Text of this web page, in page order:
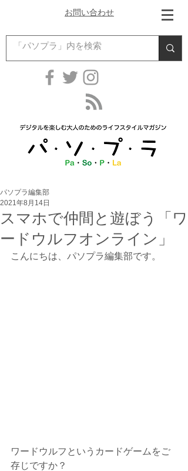
お問い合わせ
スマホで仲間と遊ぼう「ワ
ードウルフオンライン」
パソプラ編集部
2021年8月14日
こんにちは、パソプラ編集部です。
ワードウルフというカードゲームをご
存じですか？